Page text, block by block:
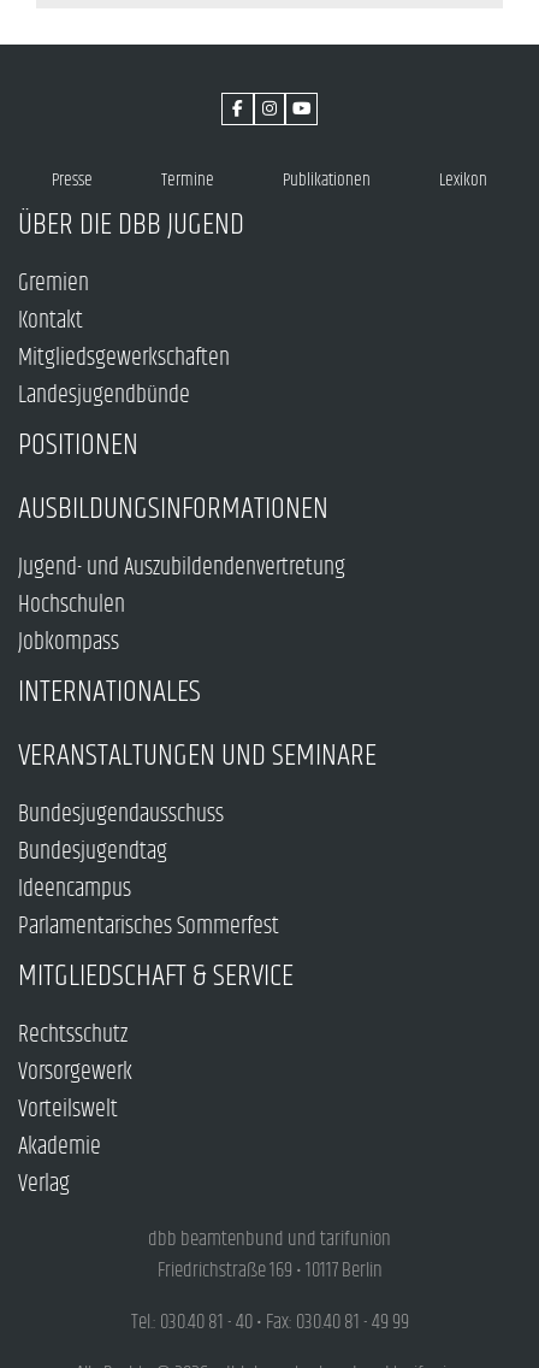
Presse Termine Publikationen Lexikon
ÜBER DIE DBB JUGEND
Gremien
Kontakt
Mitgliedsgewerkschaften
Landesjugendbünde
POSITIONEN
AUSBILDUNGSINFORMATIONEN
Jugend- und Auszubildendenvertretung
Hochschulen
Jobkompass
INTERNATIONALES
VERANSTALTUNGEN UND SEMINARE
Bundesjugendausschuss
Bundesjugendtag
Ideencampus
Parlamentarisches Sommerfest
MITGLIEDSCHAFT & SERVICE
Rechtsschutz
Vorsorgewerk
Vorteilswelt
Akademie
Verlag
dbb beamtenbund und tarifunion
Friedrichstraße 169 • 10117 Berlin
Tel.: 030.40 81 - 40 • Fax: 030.40 81 - 49 99